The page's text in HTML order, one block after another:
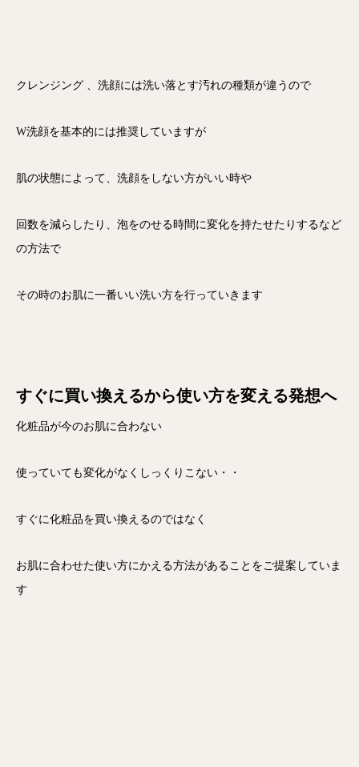
クレンジング 、洗顔には洗い落とす汚れの種類が違うので
W洗顔を基本的には推奨していますが
肌の状態によって、洗顔をしない方がいい時や
回数を減らしたり、泡をのせる時間に変化を持たせたりするなど
の方法で
その時のお肌に一番いい洗い方を行っていきます
すぐに買い換えるから使い方を変える発想へ
化粧品が今のお肌に合わない
使っていても変化がなくしっくりこない・・
すぐに化粧品を買い換えるのではなく
お肌に合わせた使い方にかえる方法があることをご提案していま
す